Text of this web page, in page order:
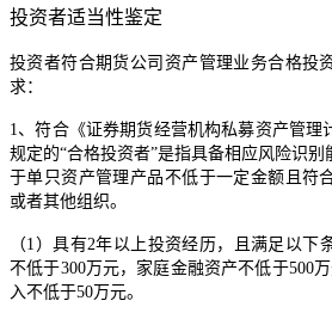
投资者适当性鉴定
投资者符合期货公司资产管理业务合格投
求：
1、符合《证券期货经营机构私募资产管理
规定的“合格投资者”是指具备相应风险识
于单只资产管理产品不低于一定金额且符
或者其他组织。
（1）具有2年以上投资经历，且满足以下
不低于300万元，家庭金融资产不低于500
入不低于50万元。